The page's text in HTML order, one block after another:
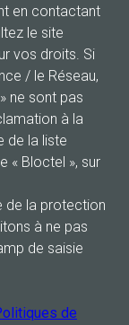
en contactant
le site
vos droits. Si
/ le Réseau,
ne sont pas
à la
de la liste
« Bloctel », sur
de la protection
à ne pas
de saisie
de